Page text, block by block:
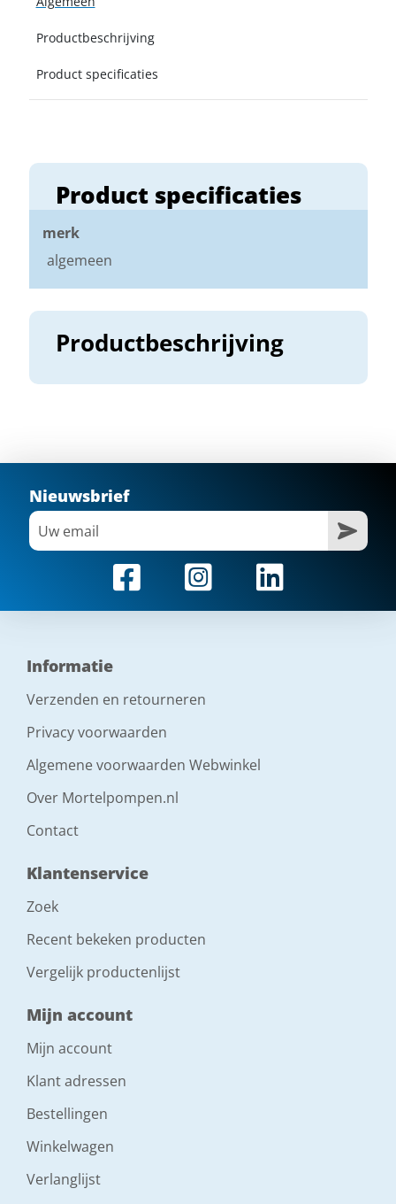
Productbeschrijving
Product specificaties
merk
algemeen
Productbeschrijving
Product specificaties
Nieuwsbrief
Informatie
Verzenden en retourneren
Privacy voorwaarden
Algemene voorwaarden Webwinkel
Over Mortelpompen.nl
Contact
Klantenservice
Zoek
Recent bekeken producten
Vergelijk productenlijst
Mijn account
Mijn account
Klant adressen
Bestellingen
Winkelwagen
Verlanglijst